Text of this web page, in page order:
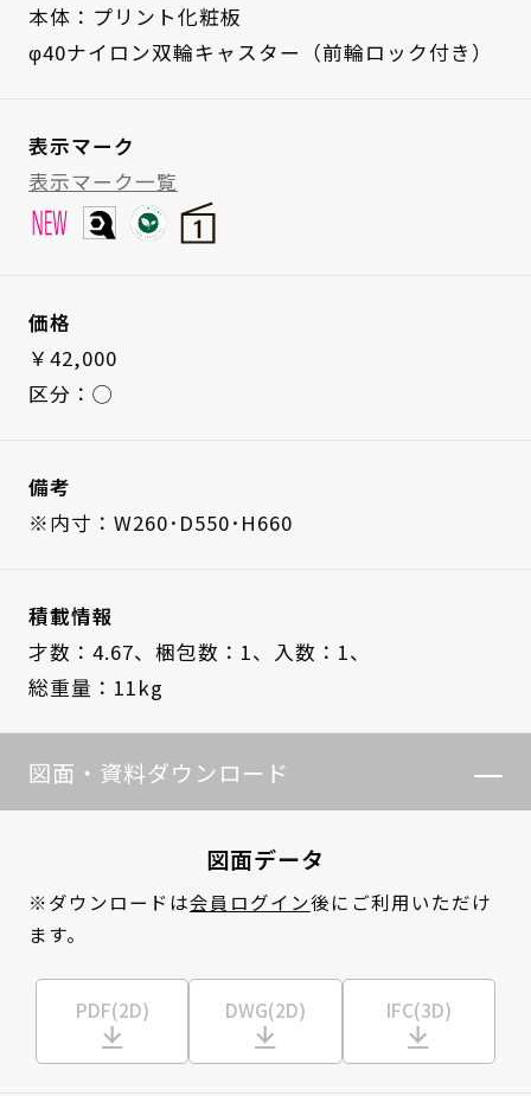
本体：プリント化粧板
φ40ナイロン双輪キャスター（前輪ロック付き）
表示マーク
表示マーク一覧
価格
￥42,000
区分：◯
備考
※内寸：W260･D550･H660
積載情報
才数：4.67、 梱包数：1、
入数：1、
総重量：11kg
図面・資料ダウンロード
図面データ
※ダウンロードは会員ログイン後にご利用いただけ
ます。
PDF(2D) DWG(2D) IFC(3D)